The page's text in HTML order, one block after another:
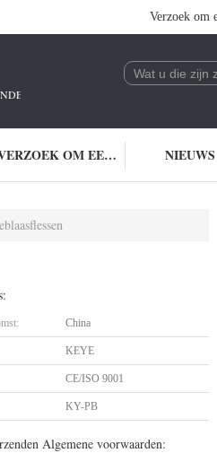
Verzoek om
EN ONTWIKKELING EN
VERZOEK OM EEN CITAAT NIEUWS
China
KEYE
CE/ISO 9001
KY-PB
Algemene voorwaarden: